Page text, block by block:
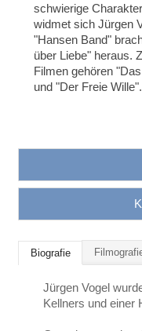
schwierige
widmet sich Jürgen
"Hansen Band"
über Liebe" heraus.
Filmen gehören
und "Der Freie
Biografie
Jürgen Vogel
Kellners und einer